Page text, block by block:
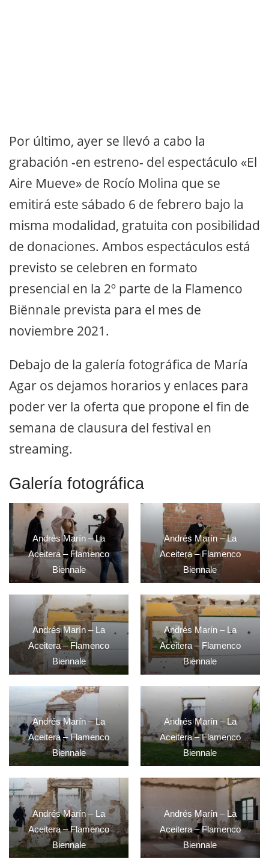
Por último, ayer se llevó a cabo la
grabación -en estreno- del espectáculo «El
Aire Mueve» de Rocío Molina que se
emitirá este sábado 6 de febrero bajo la
misma modalidad, gratuita con posibilidad
de donaciones. Ambos espectáculos está
previsto se celebren en formato
presencial en la 2º parte de la Flamenco
Biënnale prevista para el mes de
noviembre 2021.
Debajo de la galería fotográfica de María
Agar os dejamos horarios y enlaces para
poder ver la oferta que propone el fin de
semana de clausura del festival en
streaming.
Galería fotográfica
Andrés Marín – La
Aceitera – Flamenco
Biennale
Andrés Marín – La
Aceitera – Flamenco
Biennale
Andrés Marín – La
Aceitera – Flamenco
Biennale
Andrés Marín – La
Aceitera – Flamenco
Biennale
Andrés Marín – La
Aceitera – Flamenco
Biennale
Andrés Marín – La
Aceitera – Flamenco
Biennale
Andrés Marín – La
Aceitera – Flamenco
Biennale
Andrés Marín – La
Aceitera – Flamenco
Biennale